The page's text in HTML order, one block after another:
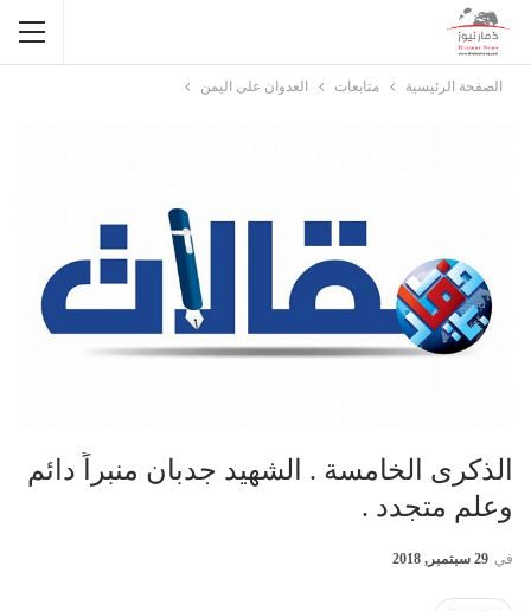
الصفحة الرئيسية متابعات العدوان على اليمن
الذكرى الخامسة . الشهيد جدبان منبراً دائم
وعلم متجدد .
في 29 سبتمبر, 2018